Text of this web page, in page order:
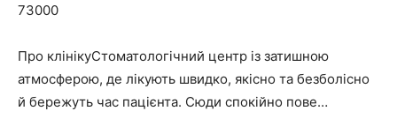
73000
Про клінікуСтоматологічний центр із затишною
атмосферою, де лікують швидко, якісно та безболісно
й бережуть час пацієнта. Сюди спокійно пове…